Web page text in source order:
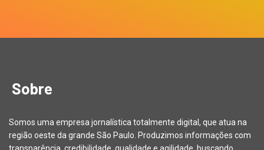
Sobre
Somos uma empresa jornalística totalmente digital, que atua na
região oeste da grande São Paulo. Produzimos informações com